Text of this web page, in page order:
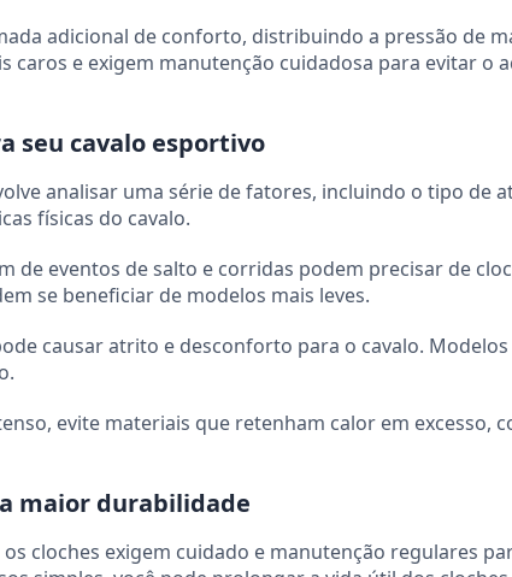
adicional de conforto, distribuindo a pressão de
caros e exigem manutenção cuidadosa para evitar o
seu cavalo esportivo
analisar uma série de fatores, incluindo o tipo de
físicas do cavalo.
de eventos de salto e corridas podem precisar de
se beneficiar de modelos mais leves.
causar atrito e desconforto para o cavalo. Modelos
evite materiais que retenham calor em excesso,
maior durabilidade
cloches exigem cuidado e manutenção regulares